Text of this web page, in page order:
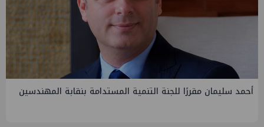
PMS تنهي أعمال إنزال الخطوط البحرية الثلاث بمشروع المرحلة